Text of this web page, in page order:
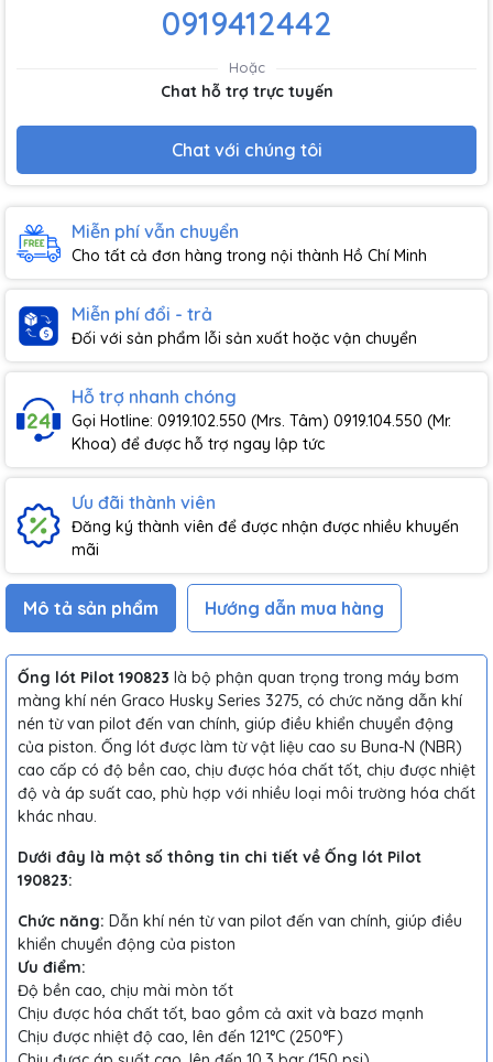
0919412442
Hoặc
Chat hỗ trợ trực tuyến
Chat với chúng tôi
Miễn phí vẫn chuyển
Cho tất cả đơn hàng trong nội thành Hồ Chí Minh
Miễn phí đổi - trả
Đối với sản phẩm lỗi sản xuất hoặc vận chuyển
Hỗ trợ nhanh chóng
Gọi Hotline: 0919.102.550 (Mrs. Tâm) 0919.104.550 (Mr.
Khoa) để được hỗ trợ ngay lập tức
Ưu đãi thành viên
Đăng ký thành viên để được nhận được nhiều khuyến
mãi
Mô tả sản phẩm Hướng dẫn mua hàng
Ống lót Pilot 190823 là bộ phận quan trọng trong máy bơm
màng khí nén Graco Husky Series 3275, có chức năng dẫn khí
nén từ van pilot đến van chính, giúp điều khiển chuyển động
của piston. Ống lót được làm từ vật liệu cao su Buna-N (NBR)
cao cấp có độ bền cao, chịu được hóa chất tốt, chịu được nhiệt
độ và áp suất cao, phù hợp với nhiều loại môi trường hóa chất
khác nhau.
Dưới đây là một số thông tin chi tiết về Ống lót Pilot
190823:
Chức năng: Dẫn khí nén từ van pilot đến van chính, giúp điều
khiển chuyển động của piston
Ưu điểm:
Độ bền cao, chịu mài mòn tốt
Chịu được hóa chất tốt, bao gồm cả axit và bazơ mạnh
Chịu được nhiệt độ cao, lên đến 121°C (250°F)